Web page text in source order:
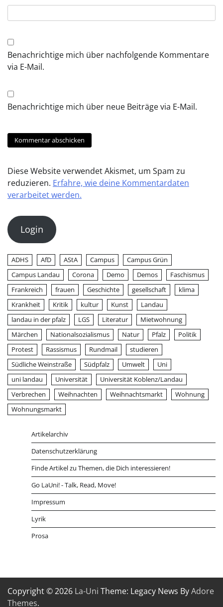
Benachrichtige mich über nachfolgende Kommentare
via E-Mail.
Benachrichtige mich über neue Beiträge via E-Mail.
Diese Website verwendet Akismet, um Spam zu
reduzieren. Erfahre, wie deine Kommentardaten
verarbeitet werden.
Login
ADHS AfD AStA Campus
Campus Grün
Campus Landau
Corona Demo Demos
Faschismus
Frankreich
frauen Geschichte gesellschaft
klima
Krankheit
Kritik kultur Kunst
Landau
landau in der pfalz
LGS Literatur
Mietwohnung
Märchen
Nationalsozialismus Natur Pfalz
Politik
Protest
Rassismus Rundmail
studieren
Südliche Weinstraße
Südpfalz Umwelt
Uni
uni landau
Universität
Universität Koblenz/Landau
Verbrechen
Weihnachten Weihnachtsmarkt
Wohnung
Wohnungsmarkt
Artikelarchiv
Datenschutzerklärung
Finde Artikel zu Themen, die Dich interessieren!
Go LaUni! - Talk, Read, Move!
Impressum
Lyrik
Prosa
Copyright © 2026 La-Uni Theme: Legacy News ByAdore
Themes.